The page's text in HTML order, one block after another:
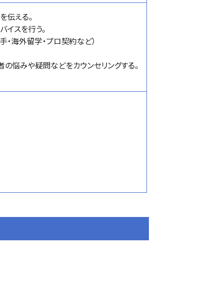
える。
スを行う。
海外留学・プロ契約など）
悩みや疑問などをカウンセリングする。